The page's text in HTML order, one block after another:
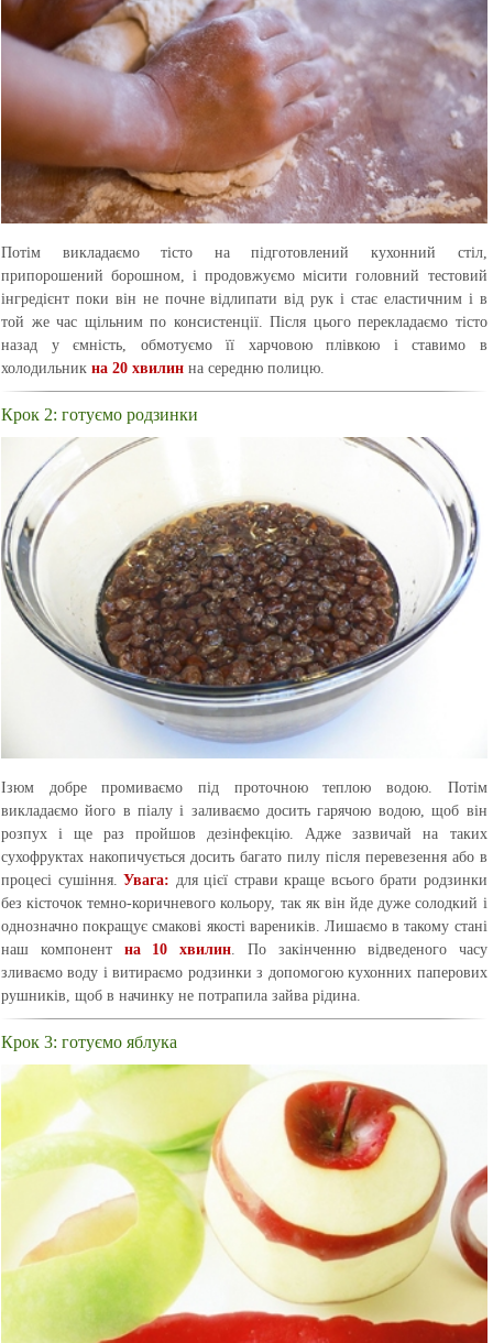
Потім викладаємо тісто на підготовлений кухонний стіл,
припорошений борошном, і продовжуємо місити головний тестовий
інгредієнт поки він не почне відлипати від рук і стає еластичним і в
той же час щільним по консистенції. Після цього перекладаємо тісто
назад у ємність, обмотуємо її харчовою плівкою і ставимо в
холодильник на 20 хвилин на середню полицю.
Крок 2: готуємо родзинки
Ізюм добре промиваємо під проточною теплою водою. Потім
викладаємо його в піалу і заливаємо досить гарячою водою, щоб він
розпух і ще раз пройшов дезінфекцію. Адже зазвичай на таких
сухофруктах накопичується досить багато пилу після перевезення або в
процесі сушіння.Увага: для цієї страви краще всього брати родзинки
без кісточок темно-коричневого кольору, так як він йде дуже солодкий і
однозначно покращує смакові якості вареників. Лишаємо в такому стані
наш компонент на 10 хвилин. По закінченню відведеного часу
зливаємо воду і витираємо родзинки з допомогою кухонних паперових
рушників, щоб в начинку не потрапила зайва рідина.
Крок 3: готуємо яблука